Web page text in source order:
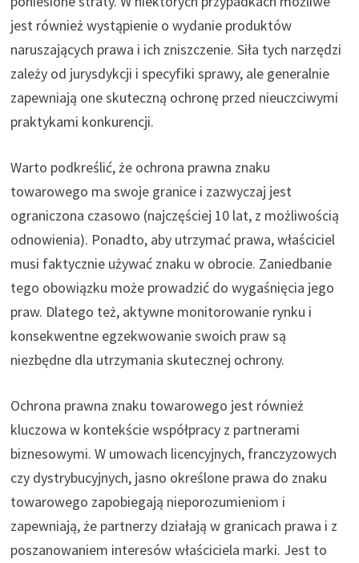
jest również wystąpienie o wydanie produktów
naruszających prawa i ich zniszczenie. Siła tych narzędzi
zależy od jurysdykcji i specyfiki sprawy, ale generalnie
zapewniają one skuteczną ochronę przed nieuczciwymi
praktykami konkurencji.
Warto podkreślić, że ochrona prawna znaku
towarowego ma swoje granice i zazwyczaj jest
ograniczona czasowo (najczęściej 10 lat, z możliwością
odnowienia). Ponadto, aby utrzymać prawa, właściciel
musi faktycznie używać znaku w obrocie. Zaniedbanie
tego obowiązku może prowadzić do wygaśnięcia jego
praw. Dlatego też, aktywne monitorowanie rynku i
konsekwentne egzekwowanie swoich praw są
niezbędne dla utrzymania skutecznej ochrony.
Ochrona prawna znaku towarowego jest również
kluczowa w kontekście współpracy z partnerami
biznesowymi. W umowach licencyjnych, franczyzowych
czy dystrybucyjnych, jasno określone prawa do znaku
towarowego zapobiegają nieporozumieniom i
zapewniają, że partnerzy działają w granicach prawa i z
poszanowaniem interesów właściciela marki. Jest to